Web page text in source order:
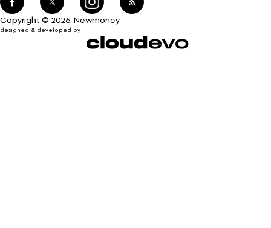
Copyright © 2026 Newmoney
designed & developed by